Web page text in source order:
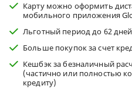
Карту можно оформить
мобильного приложения
Льготный период до 62 дней
Больше покупок за счет
Кешбэк за безналичный
(частично или полностью
кредиту)